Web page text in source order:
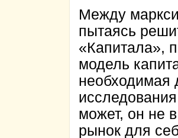
Между
пытаясь
«Капитала»,
модель
необходимая
может, он не
рынок для